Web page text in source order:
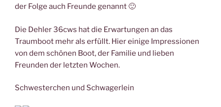
der Folge auch Freunde genannt 🙂
Die Dehler 36cws hat die Erwartungen an das
Traumboot mehr als erfüllt. Hier einige Impressionen
von dem schönen Boot, der Familie und lieben
Freunden der letzten Wochen.
Schwesterchen und Schwagerlein